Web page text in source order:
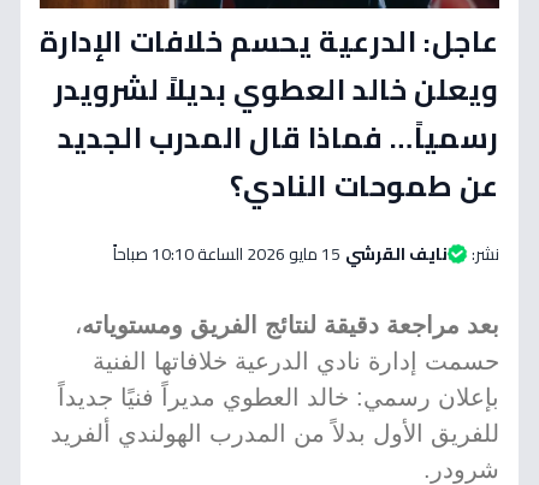
عاجل: الدرعية يحسم خلافات الإدارة
ويعلن خالد العطوي بديلاً لشرويدر
رسمياً… فماذا قال المدرب الجديد
عن طموحات النادي؟
نشر: نايف القرشي 15 مايو 2026 الساعة 10:10 صباحاً
بعد مراجعة دقيقة لنتائج الفريق ومستوياته،
حسمت إدارة نادي الدرعية خلافاتها الفنية
بإعلان رسمي: خالد العطوي مديراً فنيًا جديداً
للفريق الأول بدلاً من المدرب الهولندي ألفريد
شرودر.